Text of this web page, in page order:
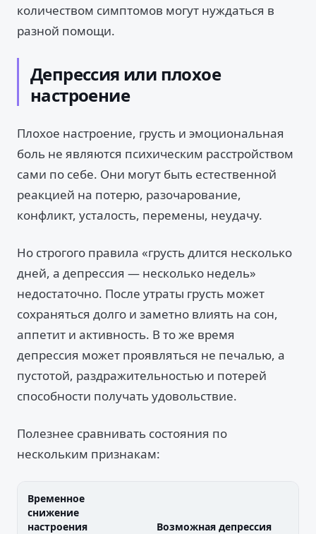
количеством симптомов могут нуждаться в
разной помощи.
Депрессия или плохое
настроение
Плохое настроение, грусть и эмоциональная
боль не являются психическим расстройством
сами по себе. Они могут быть естественной
реакцией на потерю, разочарование,
конфликт, усталость, перемены, неудачу.
Но строгого правила «грусть длится несколько
дней, а депрессия — несколько недель»
недостаточно. После утраты грусть может
сохраняться долго и заметно влиять на сон,
аппетит и активность. В то же время
депрессия может проявляться не печалью, а
пустотой, раздражительностью и потерей
способности получать удовольствие.
Полезнее сравнивать состояния по
нескольким признакам:
Временное
снижение
настроения
Возможная депрессия